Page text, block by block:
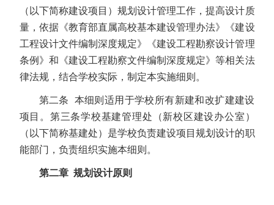
（以下简称建设项目）规划设计管理工作，提高设计质
量，依据《教育部直属高校基本建设管理办法》《建设
工程设计文件编制深度规定》《建设工程勘察设计管理
条例》和《建设工程勘察文件编制深度规定》等相关法
律法规，结合学校实际，制定本实施细则。
第二条 本细则适用于学校所有新建和改扩建建设
项目。第三条学校基建管理处（新校区建设办公室）
（以下简称基建处）是学校负责建设项目规划设计的职
能部门，负责组织实施本细则。
第二章 规划设计原则